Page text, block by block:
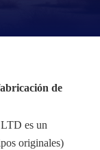
de
es un
originales)